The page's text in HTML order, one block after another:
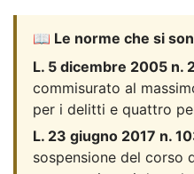
📖 Le norme che si
L. 5 dicembre 2005 n.
commisurato al
per i delitti e quattro
L. 23 giugno 2017 n.
sospensione del corso